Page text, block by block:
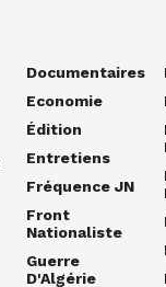
Documentaires
Economie
Édition
Entretiens
Fréquence JN
Front
Nationaliste
Guerre
D'Algérie